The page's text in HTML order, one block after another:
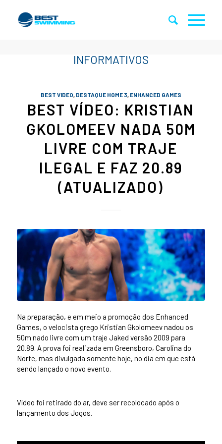
BEST VIDEO, DESTAQUE HOME 3, ENHANCED GAMES
BEST VÍDEO: KRISTIAN
GKOLOMEEV NADA 50M
LIVRE COM TRAJE
ILEGAL E FAZ 20.89
(ATUALIZADO)
Na preparação, e em meio a promoção dos Enhanced
Games, o velocista grego Kristian Gkolomeev nadou os
50m nado livre com um traje Jaked versão 2009 para
20.89. A prova foi realizada em Greensboro, Carolina do
Norte, mas divulgada somente hoje, no dia em que está
sendo lançado o novo evento.
Vídeo foi retirado do ar, deve ser recolocado após o
lançamento dos Jogos.